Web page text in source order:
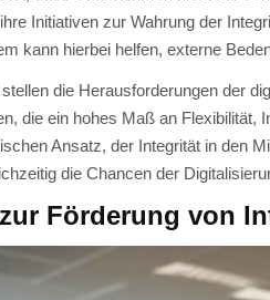
Initiativen zur Wahrung der
kann hierbei helfen, externe
die Herausforderungen der
die ein hohes Maß an
Ansatz, der Integrität in den
die Chancen der
Förderung von